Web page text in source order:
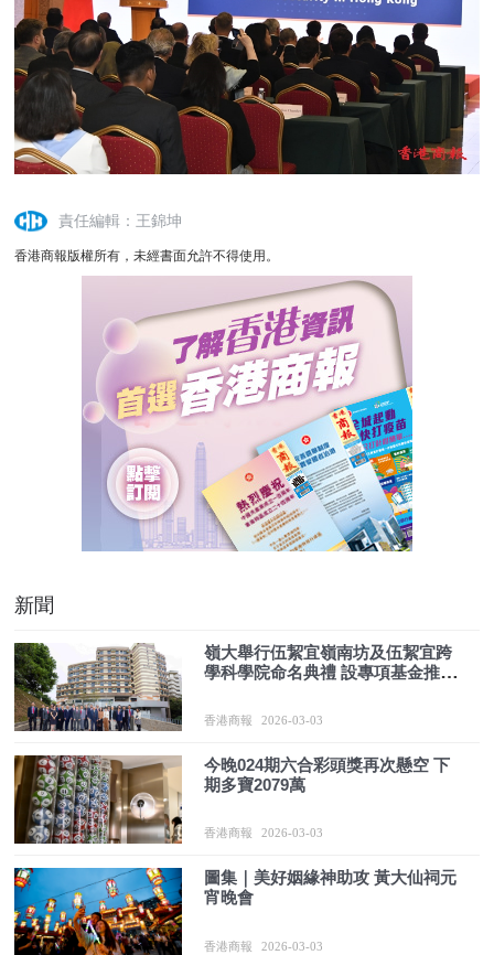
責任編輯：王錦坤
香港商報版權所有，未經書面允許不得使用。
新聞
嶺大舉行伍絜宜嶺南坊及伍絜宜跨
學科學院命名典禮 設專項基金推動
香港商報 2026-03-03
今晚024期六合彩頭獎再次懸空 下
期多寶2079萬
香港商報 2026-03-03
圖集｜美好姻緣神助攻 黃大仙祠元
宵晚會
香港商報 2026-03-03